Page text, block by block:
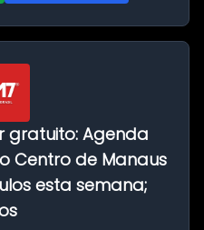
gratuito: Agenda
Centro de Manaus
esta semana;